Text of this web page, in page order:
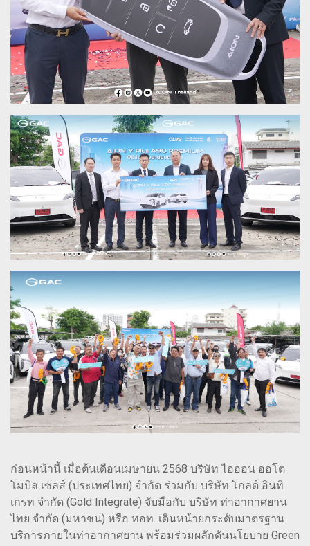
ก่อนหน้านี้ เมื่อต้นเดือนเมษายน 2568 บริษัท ไอออน ออโต
โมบิล เซลส์ (ประเทศไทย) จำกัด ร่วมกับ บริษัท โกลด์ อินทิ
เกรท จำกัด (Gold Integrate) จับมือกับ บริษัท ท่าอากาศยาน
ไทย จำกัด (มหาชน) หรือ ทอท. เดินหน้ายกระดับมาตรฐาน
บริการภายในท่าอากาศยาน พร้อมร่วมผลักดันนโยบาย Green